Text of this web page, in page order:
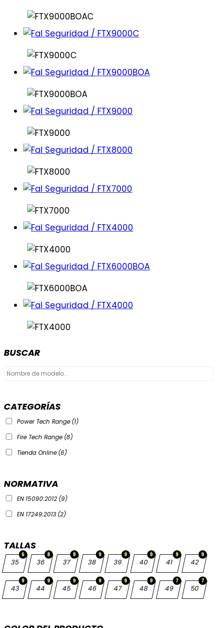
BUSCAR
CATEGORÍAS
Power Tech Range (1)
Fire Tech Range (8)
Tienda Online (6)
NORMATIVA
EN 15090:2012 (9)
EN 17249:2013 (2)
TALLAS
6
35
8
36
8
37
9
38
9
39
9
40
9
41
9
42
9
43
9
44
9
45
9
46
9
47
9
48
7
49
7
50